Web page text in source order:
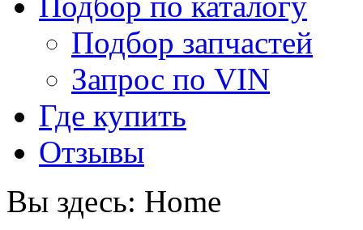
Подбор запчастей
Запрос по VIN
Где купить
Отзывы
Вы здесь: Home